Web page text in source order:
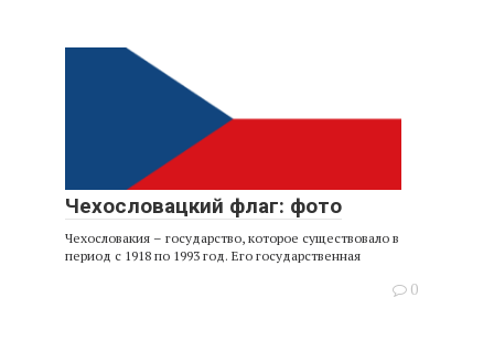
Чехословацкий флаг: фото
Чехословакия – государство, которое существовало в
период с 1918 по 1993 год. Его государственная
0